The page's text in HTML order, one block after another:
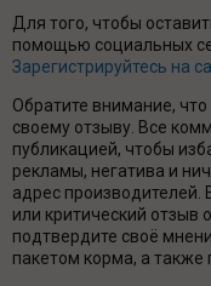
Для того, чтобы
помощью социальных
Зарегистрируйтесь на
Обратите внимание,
своему отзыву. Все
публикацией, чтобы
рекламы, негатива и
адрес производителей.
или критический отзыв
подтвердите своё
пакетом корма, а также